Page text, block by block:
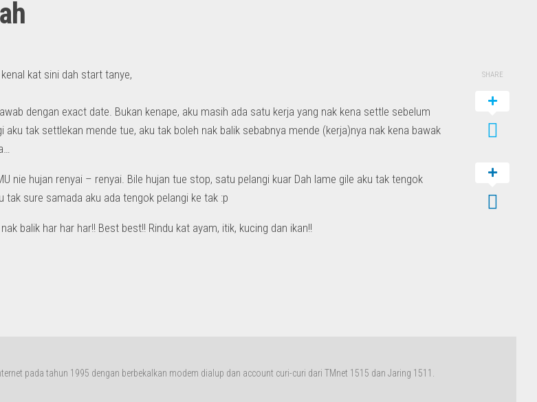
kat sini dah start tanye,
dengan exact date. Bukan kenape, aku masih ada satu kerja yang nak kena settle sebelum
aku tak settlekan mende tue, aku tak boleh nak balik sebabnya mende (kerja)nya nak kena bawak
nie hujan renyai – renyai. Bile hujan tue stop, satu pelangi kuar Dah lame gile aku tak tengok
tak sure samada aku ada tengok pelangi ke tak :p
balik har har har!! Best best!! Rindu kat ayam, itik, kucing dan ikan!!
SHARE
pada tahun 1995 dengan berbekalkan modem dialup dan account curi-curi dari TMnet 1515 dan Jaring 1511.